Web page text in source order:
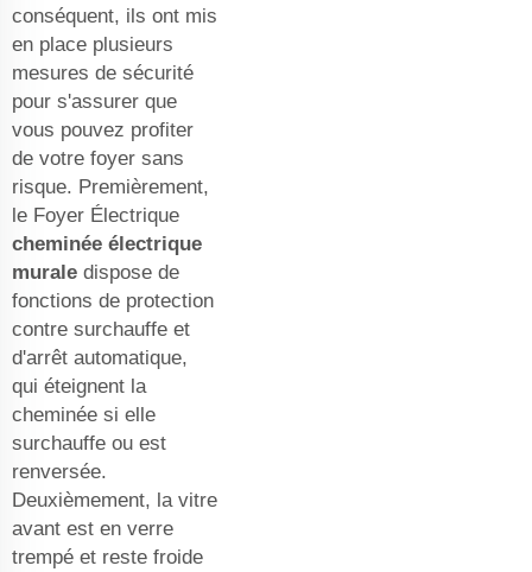
conséquent, ils ont mis
en place plusieurs
mesures de sécurité
pour s'assurer que
vous pouvez profiter
de votre foyer sans
risque. Premièrement,
le Foyer Électrique
cheminée électrique
murale dispose de
fonctions de protection
contre surchauffe et
d'arrêt automatique,
qui éteignent la
cheminée si elle
surchauffe ou est
renversée.
Deuxièmement, la vitre
avant est en verre
trempé et reste froide